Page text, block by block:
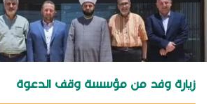
زيارة وفد من مؤسسة وقف الدعوة